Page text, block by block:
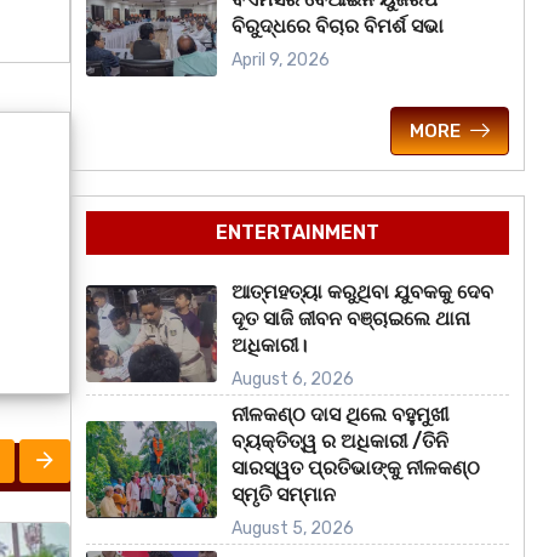
ରାଜ୍ୟ ରାଜ୍ୟ
ବିରୁଦ୍ଧରେ ବିଚାର ବିମର୍ଶ ସଭା
April 9, 2026
MORE
ENTERTAINMENT
ଆତ୍ମହତ୍ୟା କରୁଥିବା ଯୁବକକୁ ଦେବ
ଦୂତ ସାଜି ଜୀବନ ବଞ୍ଚାଇଲେ ଥାନା
ଅଧିକାରୀ।
August 6, 2026
ନୀଳକଣ୍ଠ ଦାସ ଥିଲେ ବହୁମୁଖୀ
ବ୍ୟକ୍ତିତ୍ୱ ର ଅଧିକାରୀ /ତିନି
ସାରସ୍ୱତ ପ୍ରତିଭାଙ୍କୁ ନୀଳକଣ୍ଠ
ସ୍ମୃତି ସମ୍ମାନ
August 5, 2026